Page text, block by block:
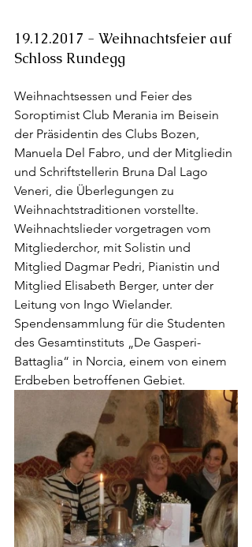
19.12.2017 - Weihnachtsfeier auf
Schloss Rundegg
Weihnachtsessen und Feier des
Soroptimist Club Merania im Beisein
der Präsidentin des Clubs Bozen,
Manuela Del Fabro, und der Mitgliedin
und Schriftstellerin Bruna Dal Lago
Veneri, die Überlegungen zu
Weihnachtstraditionen vorstellte.
Weihnachtslieder vorgetragen vom
Mitgliederchor, mit Solistin und
Mitglied Dagmar Pedri, Pianistin und
Mitglied Elisabeth Berger, unter der
Leitung von Ingo Wielander.
Spendensammlung für die Studenten
des Gesamtinstituts „De Gasperi-
Battaglia“ in Norcia, einem von einem
Erdbeben betroffenen Gebiet.